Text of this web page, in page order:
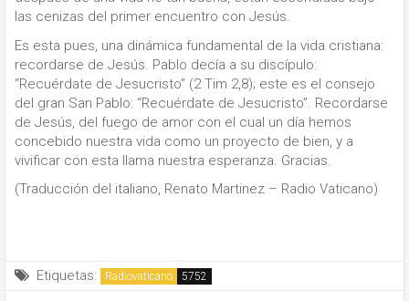
las cenizas del primer encuentro con Jesús.
Es esta pues, una dinámica fundamental de la vida cristiana:
recordarse de Jesús. Pablo decía a su discípulo:
“Recuérdate de Jesucristo” (2 Tim 2,8); este es el consejo
del gran San Pablo: “Recuérdate de Jesucristo”. Recordarse
de Jesús, del fuego de amor con el cual un día hemos
concebido nuestra vida como un proyecto de bien, y a
vivificar con esta llama nuestra esperanza. Gracias.
(Traducción del italiano, Renato Martinez – Radio Vaticano)
Etiquetas: Radiovaticano